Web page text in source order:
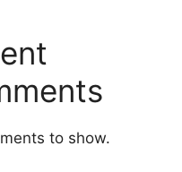
to show.